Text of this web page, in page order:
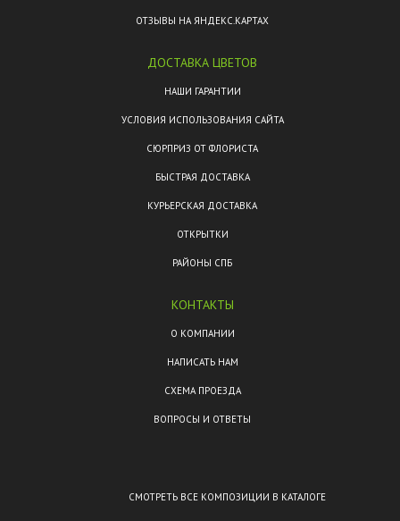
ОТЗЫВЫ НА ЯНДЕКС.КАРТАХ
ДОСТАВКА ЦВЕТОВ
НАШИ ГАРАНТИИ
УСЛОВИЯ ИСПОЛЬЗОВАНИЯ САЙТА
СЮРПРИЗ ОТ ФЛОРИСТА
БЫСТРАЯ ДОСТАВКА
КУРЬЕРСКАЯ ДОСТАВКА
ОТКРЫТКИ
РАЙОНЫ СПБ
КОНТАКТЫ
О КОМПАНИИ
НАПИСАТЬ НАМ
СХЕМА ПРОЕЗДА
ВОПРОСЫ И ОТВЕТЫ
СМОТРЕТЬ ВСЕ КОМПОЗИЦИИ В КАТАЛОГЕ